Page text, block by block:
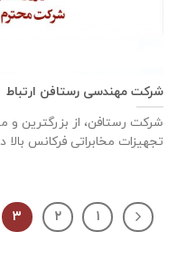
شرکت مهندسی رستافن ارتباط
شرکت رستافن، از بزرگترين و
تجهيزات مخابراتی فركانس بالا
۱ ۲ ۳